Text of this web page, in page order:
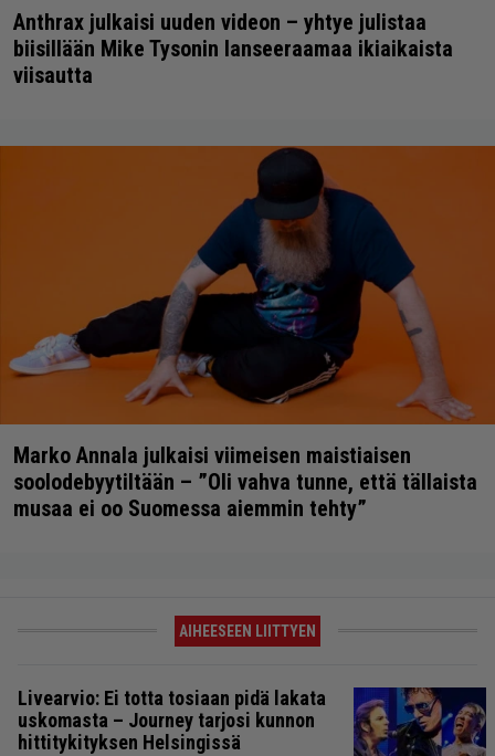
Anthrax julkaisi uuden videon – yhtye julistaa
biisillään Mike Tysonin lanseeraamaa ikiaikaista
viisautta
Marko Annala julkaisi viimeisen maistiaisen
soolodebyytiltään – ”Oli vahva tunne, että tällaista
musaa ei oo Suomessa aiemmin tehty”
AIHEESEEN LIITTYEN
Livearvio: Ei totta tosiaan pidä lakata
uskomasta – Journey tarjosi kunnon
hittitykityksen Helsingissä